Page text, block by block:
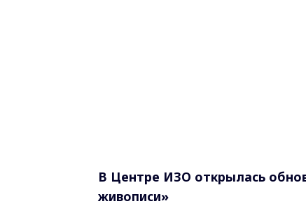
В Центре ИЗО открылась
живописи»